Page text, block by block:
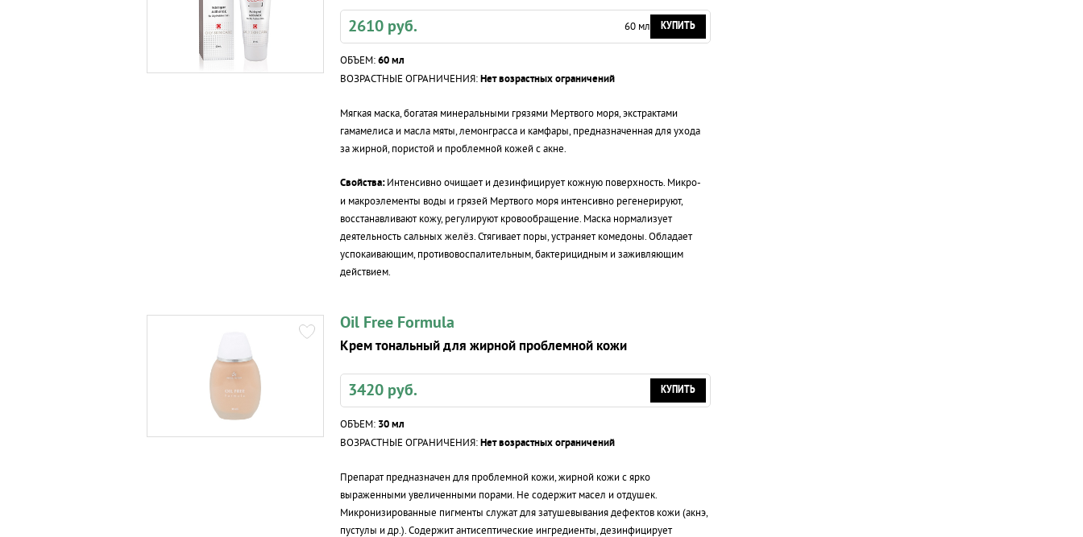
2610 руб. 60 мл КУПИТЬ
ОБЪЕМ: 60 мл
ВОЗРАСТНЫЕ ОГРАНИЧЕНИЯ: Нет возрастных ограничений
Мягкая маска, богатая минеральными грязями Мертвого моря, экстрактами
гамамелиса и масла мяты, лемонграсса и камфары, предназначенная для ухода
за жирной, пористой и проблемной кожей с акне.
Свойства:Интенсивно очищает и дезинфицирует кожную поверхность. Микро-
и макроэлементы воды и грязей Мертвого моря интенсивно регенерируют,
восстанавливают кожу, регулируют кровообращение. Маска нормализует
деятельность сальных желёз. Стягивает поры, устраняет комедоны. Обладает
успокаивающим, противовоспалительным, бактерицидным и заживляющим
действием.
Oil Free Formula
Крем тональный для жирной проблемной кожи
3420 руб. КУПИТЬ
ОБЪЕМ: 30 мл
ВОЗРАСТНЫЕ ОГРАНИЧЕНИЯ: Нет возрастных ограничений
Препарат предназначен для проблемной кожи, жирной кожи с ярко
выраженными увеличенными порами. Не содержит масел и отдушек.
Микронизированные пигменты служат для затушевывания дефектов кожи (акнэ,
пустулы и др.). Содержит антисептические ингредиенты, дезинфицирует